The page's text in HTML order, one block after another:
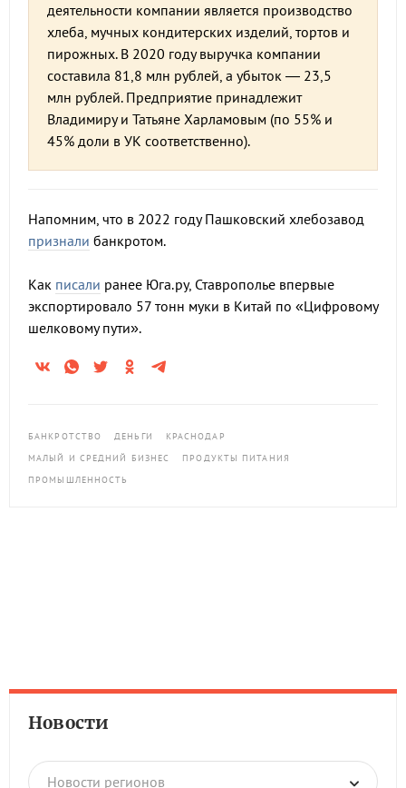
деятельности компании является производство
хлеба, мучных кондитерских изделий, тортов и
пирожных. В 2020 году выручка компании
составила 81,8 млн рублей, а убыток — 23,5
млн рублей. Предприятие принадлежит
Владимиру и Татьяне Харламовым (по 55% и
45% доли в УК соответственно).
Напомним, что в 2022 году Пашковский хлебозавод
признали банкротом.
Как писали ранее Юга.ру, Ставрополье впервые
экспортировало 57 тонн муки в Китай по «Цифровому
шелковому пути».
БАНКРОТСТВО ДЕНЬГИ
КРАСНОДАР
МАЛЫЙ И СРЕДНИЙ БИЗНЕС
ПРОДУКТЫ ПИТАНИЯ
ПРОМЫШЛЕННОСТЬ
Новости
Новости регионов